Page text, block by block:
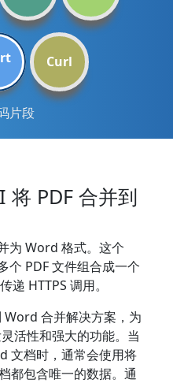
Curl
片段
将 PDF 合并到
为 Word 格式。这个
个 PDF 文件组合成一个
HTTPS 调用。
Word 合并解决方案，为
活性和强大的功能。当
文档时，通常会使用将
都包含唯一的数据。通